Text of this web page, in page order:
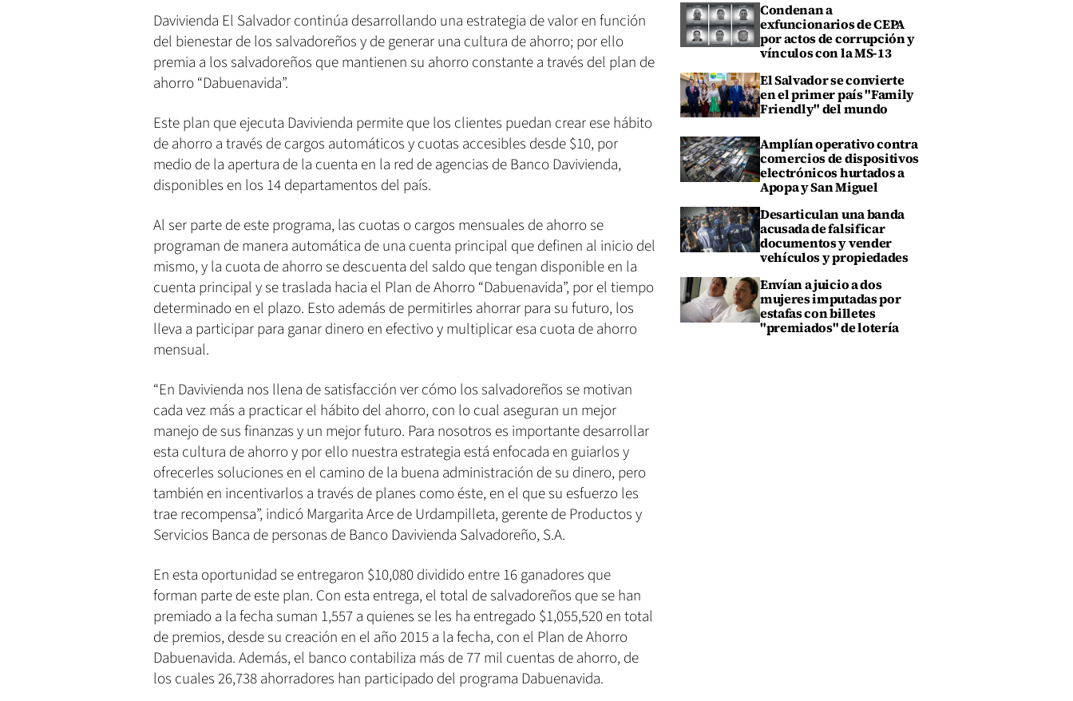
Davivienda El Salvador continúa desarrollando una estrategia de valor en función
del bienestar de los salvadoreños y de generar una cultura de ahorro; por ello
premia a los salvadoreños que mantienen su ahorro constante a través del plan de
ahorro “Dabuenavida”.
Este plan que ejecuta Davivienda permite que los clientes puedan crear ese hábito
de ahorro a través de cargos automáticos y cuotas accesibles desde $10, por
medio de la apertura de la cuenta en la red de agencias de Banco Davivienda,
disponibles en los 14 departamentos del país.
Al ser parte de este programa, las cuotas o cargos mensuales de ahorro se
programan de manera automática de una cuenta principal que definen al inicio del
mismo, y la cuota de ahorro se descuenta del saldo que tengan disponible en la
cuenta principal y se traslada hacia el Plan de Ahorro “Dabuenavida”, por el tiempo
determinado en el plazo. Esto además de permitirles ahorrar para su futuro, los
lleva a participar para ganar dinero en efectivo y multiplicar esa cuota de ahorro
mensual.
“En Davivienda nos llena de satisfacción ver cómo los salvadoreños se motivan
cada vez más a practicar el hábito del ahorro, con lo cual aseguran un mejor
manejo de sus finanzas y un mejor futuro. Para nosotros es importante desarrollar
esta cultura de ahorro y por ello nuestra estrategia está enfocada en guiarlos y
ofrecerles soluciones en el camino de la buena administración de su dinero, pero
también en incentivarlos a través de planes como éste, en el que su esfuerzo les
trae recompensa”, indicó Margarita Arce de Urdampilleta, gerente de Productos y
Servicios Banca de personas de Banco Davivienda Salvadoreño, S.A.
En esta oportunidad se entregaron $10,080 dividido entre 16 ganadores que
forman parte de este plan. Con esta entrega, el total de salvadoreños que se han
premiado a la fecha suman 1,557 a quienes se les ha entregado $1,055,520 en total
de premios, desde su creación en el año 2015 a la fecha, con el Plan de Ahorro
Dabuenavida. Además, el banco contabiliza más de 77 mil cuentas de ahorro, de
los cuales 26,738 ahorradores han participado del programa Dabuenavida.
Condenan a
exfuncionarios de CEPA
por actos de corrupción y
vínculos con la MS-13
El Salvador se convierte
en el primer país "Family
Friendly" del mundo
Amplían operativo contra
comercios de dispositivos
electrónicos hurtados a
Apopa y San Miguel
Desarticulan una banda
acusada de falsificar
documentos y vender
vehículos y propiedades
Envían a juicio a dos
mujeres imputadas por
estafas con billetes
"premiados" de lotería